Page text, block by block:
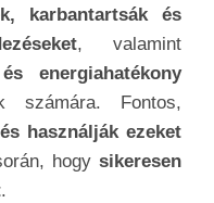
karbantartsák és
, valamint
energiahatékony
számára. Fontos,
használják ezeket
hogysikeresen
.